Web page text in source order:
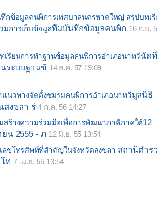
กข้อมูลคนพิการเทศบาลนครหาดใหญ่ สรุปบทเ
มการเก็บข้อมูลทีมบันทึกข้อมูลคนพิก 16 ก.ย.
เรียนการทำฐานข้อมูลคนพิการอำเภอนาทวีนัด
ระบบฐานข้ 14 ส.ค. 57 19:09
แนวทางจัดตั้งชมรมคนพิการอำเภอนาทวีมูลนิธิ
สงขลา ร่ 4 ก.ค. 56 14:27
สร้างความร่วมมือเพื่อการพัฒนาภาคีภาคใต้12
น 2555 - ภ 12 มิ.ย. 55 13:54
ลขโทรศัพท์ที่สำคัญในจังหวัดสงขลา สถานีตำร
ท 7 เม.ย. 55 13:54